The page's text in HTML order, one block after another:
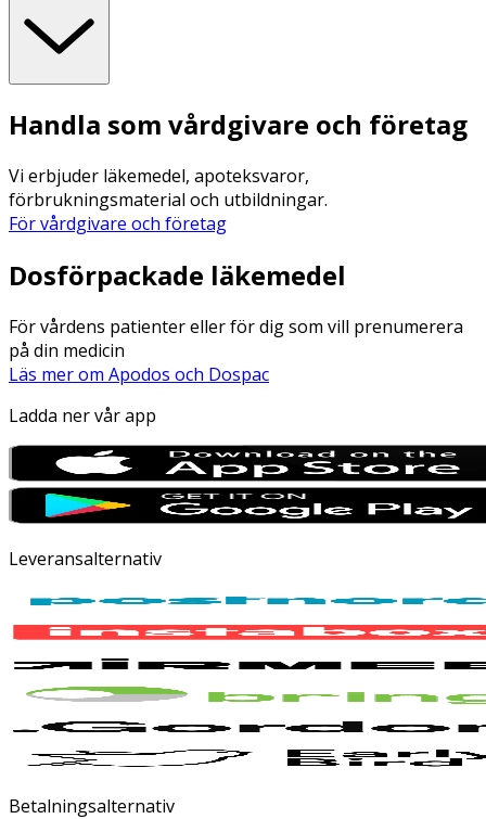
Handla som vårdgivare och företag
Vi erbjuder läkemedel, apoteksvaror,
förbrukningsmaterial och utbildningar.
För vårdgivare och företag
Dosförpackade läkemedel
För vårdens patienter eller för dig som vill prenumerera
på din medicin
Läs mer om Apodos och Dospac
Ladda ner vår app
Leveransalternativ
Betalningsalternativ